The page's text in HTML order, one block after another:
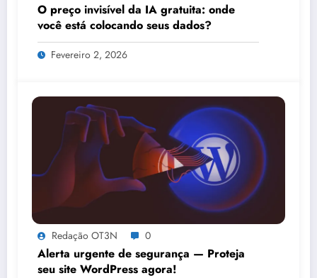
O preço invisível da IA gratuita: onde
você está colocando seus dados?
Fevereiro 2, 2026
Redação OT3N 0
Alerta urgente de segurança — Proteja
seu site WordPress agora!